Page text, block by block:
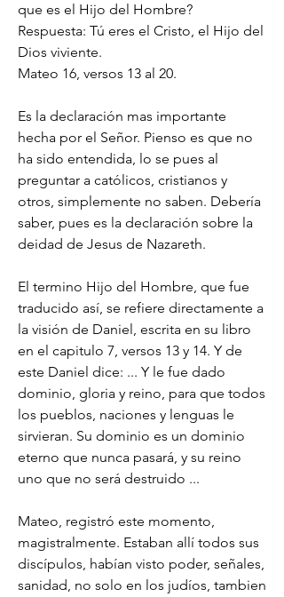
que es el Hijo del Hombre?
Respuesta: Tú eres el Cristo, el Hijo del
Dios viviente.
Mateo 16, versos 13 al 20.
Es la declaración mas importante
hecha por el Señor. Pienso es que no
ha sido entendida, lo se pues al
preguntar a católicos, cristianos y
otros, simplemente no saben. Debería
saber, pues es la declaración sobre la
deidad de Jesus de Nazareth.
El termino Hijo del Hombre, que fue
traducido así, se refiere directamente a
la visión de Daniel, escrita en su libro
en el capitulo 7, versos 13 y 14. Y de
este Daniel dice: ... Y le fue dado
dominio, gloria y reino, para que todos
los pueblos, naciones y lenguas le
sirvieran. Su dominio es un dominio
eterno que nunca pasará, y su reino
uno que no será destruido ...
Mateo, registró este momento,
magistralmente. Estaban allí todos sus
discípulos, habían visto poder, señales,
sanidad, no solo en los judíos, tambien